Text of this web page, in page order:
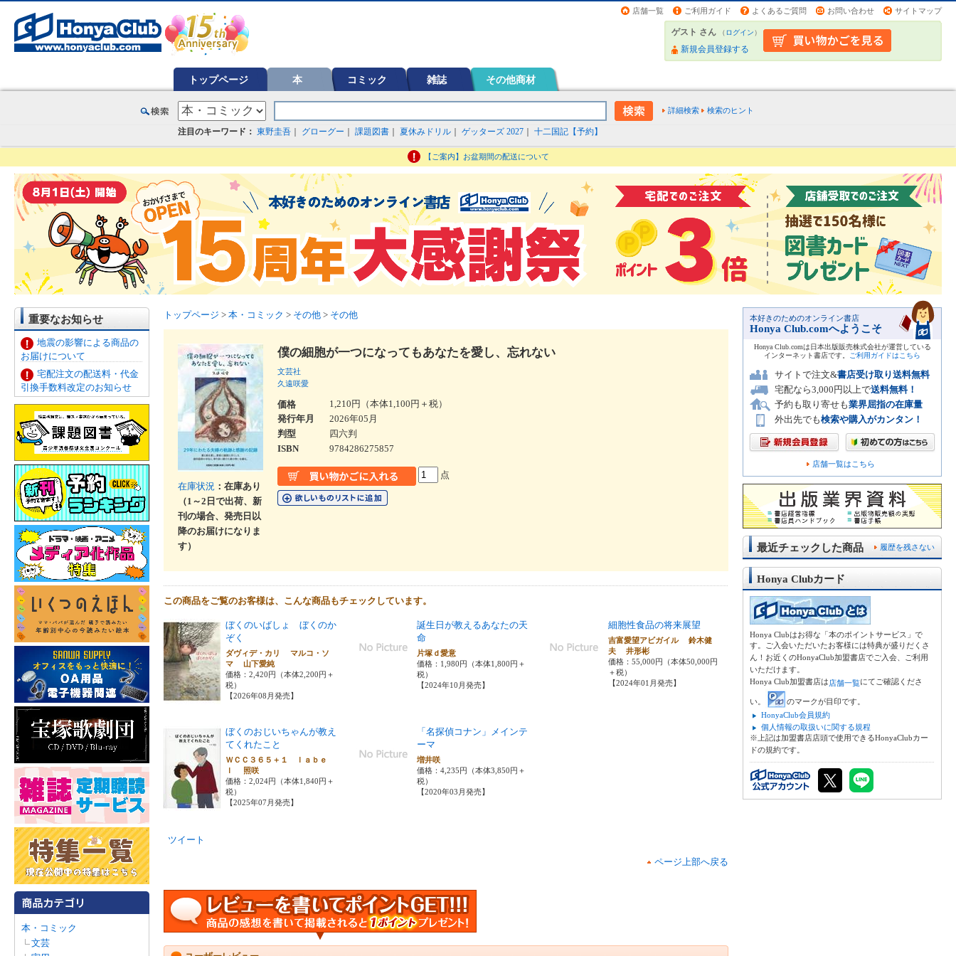
店舗一覧 ご利用ガイド よくあるご質問 お問い合わせ サイトマップ
ゲスト さん （ログイン）
新規会員登録する
トップページ 本 コミック 雑誌 その他商材
詳細検索 検索のヒント
注目のキーワード： 東野圭吾 グローグー 課題図書 夏休みドリル ゲッターズ 2027 十二国記【予約】
【ご案内】お盆期間の配送について
重要なお知らせ
地震の影響による商品の
お届けについて
宅配注文の配送料・代金
引換手数料改定のお知らせ
本・コミック
文芸
トップページ > 本・コミック > その他 > その他
在庫状況 ：在庫あり
（1～2日で出荷、新
刊の場合、発売日以
降のお届けになりま
す）
僕の細胞が一つになってもあなたを愛し、忘れない
文芸社
久遠咲愛
価格
1,210円（本体1,100円＋税）
発行年月
2026年05月
判型
四六判
ISBN
9784286275857
点
この商品をご覧のお客様は、こんな商品もチェックしています。
ぼくのいばしょ ぼくのか
ぞく
ダヴィデ・カリ マルコ・ソ
マ 山下愛純
価格：2,420円（本体2,200円＋
税）
【2026年08月発売】
誕生日が教えるあなたの天
命
片塚ｄ愛意
価格：1,980円（本体1,800円＋
税）
【2024年10月発売】
細胞性食品の将来展望
吉富愛望アビガイル 鈴木健
夫 井形彬
価格：55,000円（本体50,000円
＋税）
【2024年01月発売】
ぼくのおじいちゃんが教え
てくれたこと
ＷＣＣ３６５＋１ ｌａｂｅ
ｌ 照咲
価格：2,024円（本体1,840円＋
税）
【2025年07月発売】
「名探偵コナン」メインテ
ーマ
増井咲
価格：4,235円（本体3,850円＋
税）
【2020年03月発売】
ツイート
ページ上部へ戻る
本好きのためのオンライン書店
Honya Club.comへようこそ
Honya Club.comは日本出版販売株式会社が運営している
インターネット書店です。
ご利用ガイドはこちら
サイトで注文&書店受け取り送料無料
宅配なら3,000円以上で送料無料！
予約も取り寄せも業界屈指の在庫量
外出先でも検索や購入がカンタン！
店舗一覧はこちら
履歴を残さない
最近チェックした商品
Honya Clubカード
Honya Clubはお得な「本のポイントサービス」で
す。ご入会いただいたお客様には特典が盛りだくさ
ん！お近くのHonyaClub加盟書店でご入会、ご利用
いただけます。
Honya Club加盟書店は店舗一覧にてご確認くださ
い。
のマークが目印です。
HonyaClub会員規約
個人情報の取扱いに関する規程
※上記は加盟書店店頭で使用できるHonyaClubカー
ドの規約です。